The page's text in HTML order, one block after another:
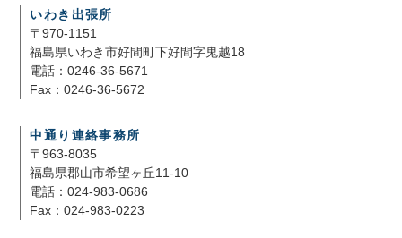
いわき出張所
〒970-1151
福島県いわき市好間町下好間字鬼越18
電話：0246-36-5671
Fax：0246-36-5672
中通り連絡事務所
〒963-8035
福島県郡山市希望ヶ丘11-10
電話：024-983-0686
Fax：024-983-0223